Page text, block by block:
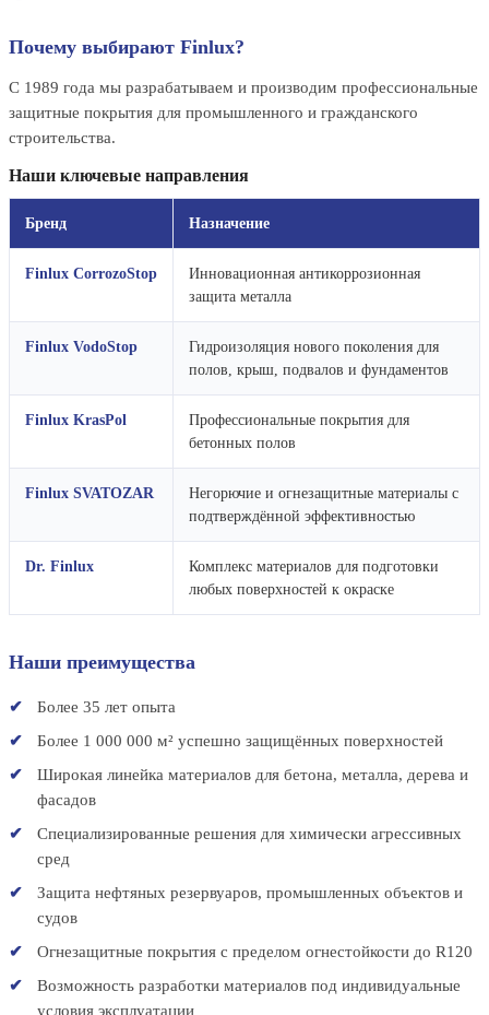
Почему выбирают Finlux?
С 1989 года мы разрабатываем и производим профессиональные
защитные покрытия для промышленного и гражданского
строительства.
Наши ключевые направления
Бренд Назначение
Finlux CorrozoStop
Инновационная антикоррозионная
защита металла
Finlux VodoStop
Гидроизоляция нового поколения для
полов, крыш, подвалов и фундаментов
Finlux KrasPol
Профессиональные покрытия для
бетонных полов
Finlux SVATOZAR
Негорючие и огнезащитные материалы с
подтверждённой эффективностью
Dr. Finlux
Комплекс материалов для подготовки
любых поверхностей к окраске
Наши преимущества
Более 35 лет опыта
Более 1 000 000 м² успешно защищённых поверхностей
Широкая линейка материалов для бетона, металла, дерева и
фасадов
Специализированные решения для химически агрессивных
сред
Защита нефтяных резервуаров, промышленных объектов и
судов
Огнезащитные покрытия с пределом огнестойкости до R120
Возможность разработки материалов под индивидуальные
условия эксплуатации